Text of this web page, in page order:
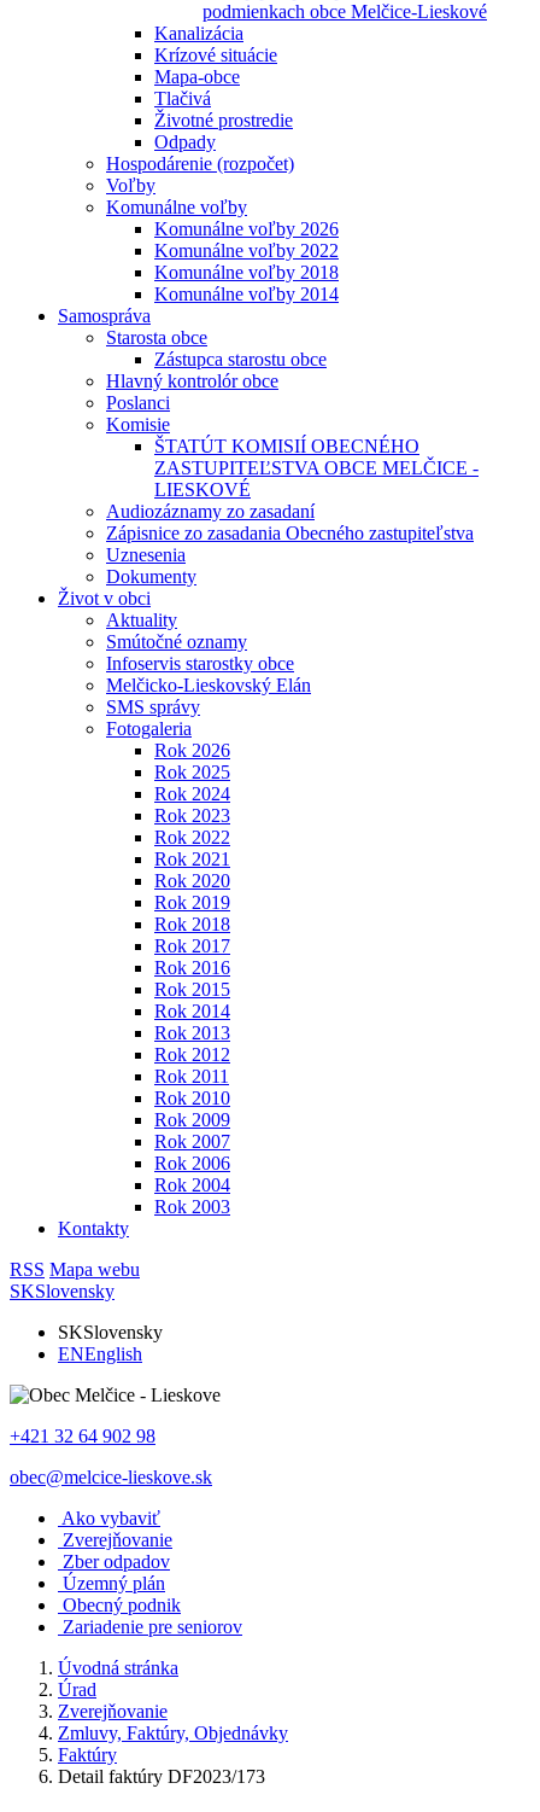
podmienkach obce Melčice-Lieskové
Kanalizácia
Krízové situácie
Mapa-obce
Tlačivá
Životné prostredie
Odpady
Hospodárenie (rozpočet)
Voľby
Komunálne voľby
Komunálne voľby 2026
Komunálne voľby 2022
Komunálne voľby 2018
Komunálne voľby 2014
Samospráva
Starosta obce
Zástupca starostu obce
Hlavný kontrolór obce
Poslanci
Komisie
ŠTATÚT KOMISIÍ OBECNÉHO
ZASTUPITEĽSTVA OBCE MELČICE -
LIESKOVÉ
Audiozáznamy zo zasadaní
Zápisnice zo zasadania Obecného zastupiteľstva
Uznesenia
Dokumenty
Život v obci
Aktuality
Smútočné oznamy
Infoservis starostky obce
Melčicko-Lieskovský Elán
SMS správy
Fotogaleria
Rok 2026
Rok 2025
Rok 2024
Rok 2023
Rok 2022
Rok 2021
Rok 2020
Rok 2019
Rok 2018
Rok 2017
Rok 2016
Rok 2015
Rok 2014
Rok 2013
Rok 2012
Rok 2011
Rok 2010
Rok 2009
Rok 2007
Rok 2006
Rok 2004
Rok 2003
Kontakty
RSS Mapa webu
SKSlovensky
SKSlovensky
ENEnglish
+421 32 64 902 98
obec@melcice-lieskove.sk
Ako vybaviť
Zverejňovanie
Zber odpadov
Územný plán
Obecný podnik
Zariadenie pre seniorov
Úvodná stránka
Úrad
Zverejňovanie
Zmluvy, Faktúry, Objednávky
Faktúry
Detail faktúry DF2023/173